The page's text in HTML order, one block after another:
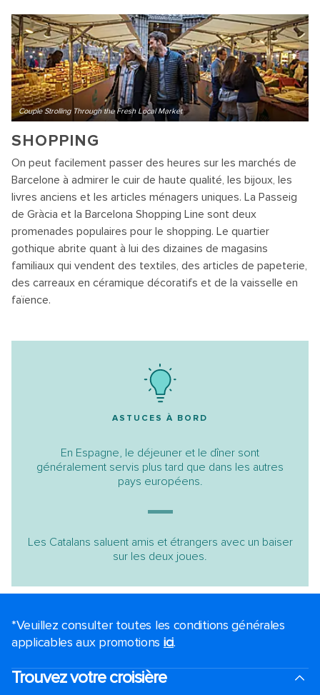
Couple Strolling Through the Fresh Local Market
SHOPPING
On peut facilement passer des heures sur les marchés de
Barcelone à admirer le cuir de haute qualité, les bijoux, les
livres anciens et les articles ménagers uniques. La Passeig
de Gràcia et la Barcelona Shopping Line sont deux
promenades populaires pour le shopping. Le quartier
gothique abrite quant à lui des dizaines de magasins
familiaux qui vendent des textiles, des articles de papeterie,
des carreaux en céramique décoratifs et de la vaisselle en
faïence.
ASTUCES À BORD
En Espagne, le déjeuner et le dîner sont
généralement servis plus tard que dans les autres
pays européens.
Les Catalans saluent amis et étrangers avec un baiser
sur les deux joues.
*Veuillez consulter toutes les conditions générales
applicables aux promotions ici.
Trouvez votre croisière